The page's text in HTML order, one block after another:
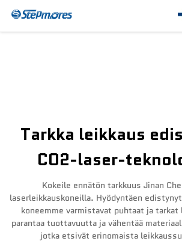
Osta
Tarkka leikkaus
CO2-laser-
Kokeile ennätön tarkkuus Jinan
laserleikkauskoneilla. Hyödyntäen
koneemme varmistavat puhtaat ja
parantaa tuottavuutta ja vähentää
jotka etsivät erinomaista